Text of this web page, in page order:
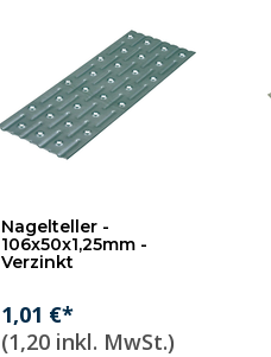
Nagelteller -
106x50x1,25mm -
Verzinkt
1,01 €*
(1,20 inkl. MwSt.)